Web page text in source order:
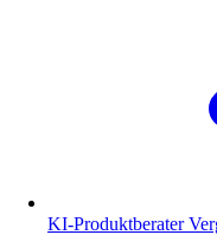
KI-Produktberater